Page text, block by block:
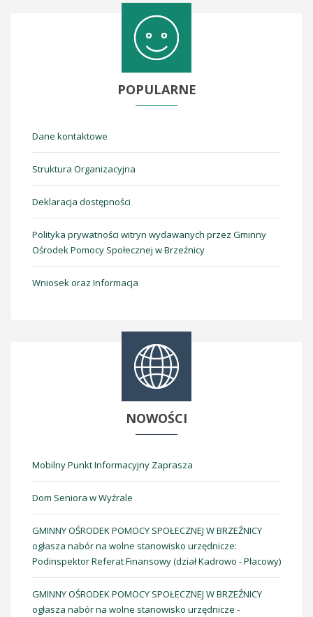
POPULARNE
Dane kontaktowe
Struktura Organizacyjna
Deklaracja dostępności
Polityka prywatności witryn wydawanych przez Gminny
Ośrodek Pomocy Społecznej w Brzeźnicy
Wniosek oraz Informacja
NOWOŚCI
Mobilny Punkt Informacyjny Zaprasza
Dom Seniora w Wyźrale
GMINNY OŚRODEK POMOCY SPOŁECZNEJ W BRZEŹNICY
ogłasza nabór na wolne stanowisko urzędnicze:
Podinspektor Referat Finansowy (dział Kadrowo - Płacowy)
GMINNY OŚRODEK POMOCY SPOŁECZNEJ W BRZEŹNICY
ogłasza nabór na wolne stanowisko urzędnicze -